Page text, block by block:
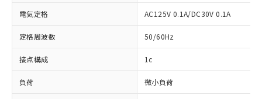
電気定格 AC125V 0.1A/DC30V 0.1A
定格周波数 50/60Hz
接点構成 1c
負荷 微小負荷